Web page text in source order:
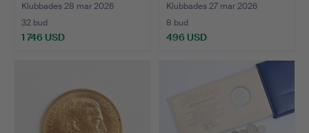
Klubbades 28 mar 2026
32 bud
1 746 USD
Klubbades 27 mar 2026
8 bud
496 USD